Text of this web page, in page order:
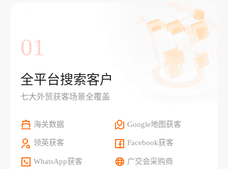
01
全平台搜索客户
七大外贸获客场景全覆盖
海关数据 Google地图获客
领英获客 Facebook获客
WhatsApp获客 广交会采购商